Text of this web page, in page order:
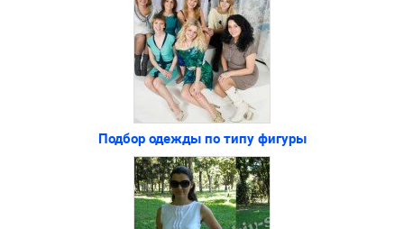
Подбор одежды по типу фигуры